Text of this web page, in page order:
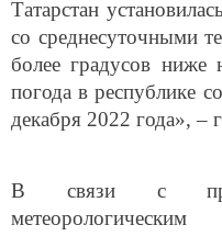
со среднесуточными
более градусов ниже
погода в республике
декабря 2022 года», –
вероятность